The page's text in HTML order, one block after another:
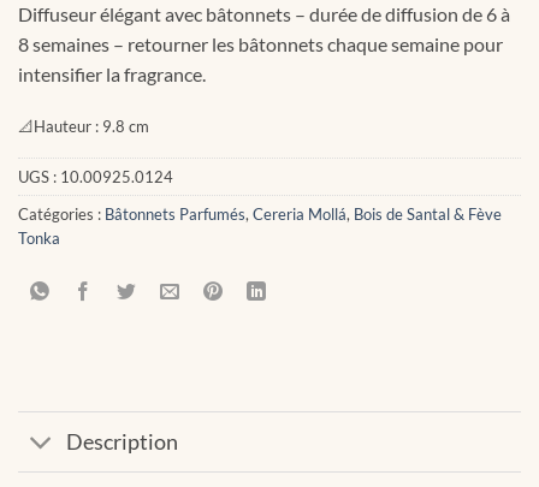
Diffuseur élégant avec bâtonnets – durée de diffusion de 6 à
8 semaines – retourner les bâtonnets chaque semaine pour
intensifier la fragrance.
📐Hauteur : 9.8 cm
UGS : 10.00925.0124
Catégories : Bâtonnets Parfumés,Cereria Mollá, Bois de Santal & Fève
Tonka
Description